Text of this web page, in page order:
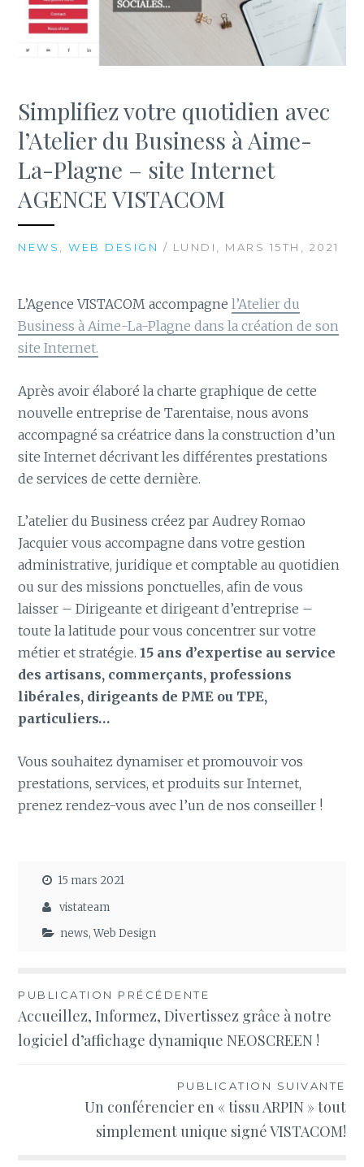
Simplifiez votre quotidien avec
l’Atelier du Business à Aime-
La-Plagne – site Internet
AGENCE VISTACOM
NEWS ,WEB DESIGN / LUNDI, MARS 15TH, 2021
L’Agence VISTACOM accompagnel’Atelier du
Business à Aime-La-Plagne dans la création de son
site Internet.
Après avoir élaboré la charte graphique de cette
nouvelle entreprise de Tarentaise, nous avons
accompagné sa créatrice dans la construction d’un
site Internet décrivant les différentes prestations
de services de cette dernière.
L’atelier du Business créez par Audrey Romao
Jacquier vous accompagne dans votre gestion
administrative, juridique et comptable au quotidien
ou sur des missions ponctuelles, afin de vous
laisser – Dirigeante et dirigeant d’entreprise –
toute la latitude pour vous concentrer sur votre
métier et stratégie.15 ans d’expertise au service
des artisans, commerçants, professions
libérales, dirigeants de PME ou TPE,
particuliers…
Vous souhaitez dynamiser et promouvoir vos
prestations, services, et produits sur Internet,
prenez rendez-vous avec l’un de nos conseiller !
15 mars 2021
vistateam
news,Web Design
Navigation
de
l’article
PUBLICATION PRÉCÉDENTE
Accueillez, Informez, Divertissez grâce à notre
logiciel d’affichage dynamique NEOSCREEN !
PUBLICATION SUIVANTE
Un conférencier en « tissu ARPIN » tout
simplement unique signé VISTACOM!